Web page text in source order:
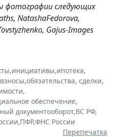
фотографии следующих
NatashaFedorova,
Gajus-Images
,инициативы,ипотека,
,обязательства, сделки,
,
обеспечение,
документооборот,ВС РФ,
,ПФР,ФНС России
Перепечатка